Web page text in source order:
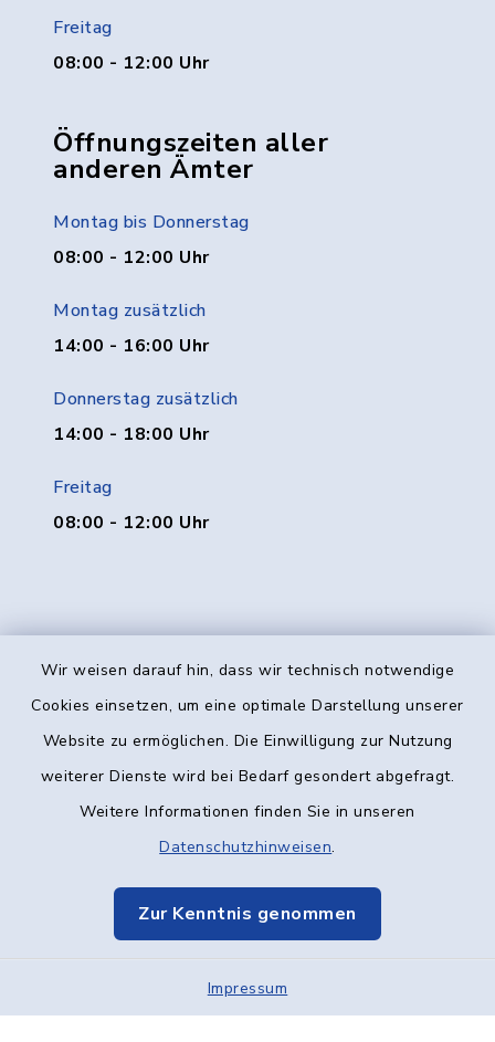
Wir weisen darauf hin, dass wir technisch notwendige
Cookies einsetzen, um eine optimale Darstellung unserer
Website zu ermöglichen. Die Einwilligung zur Nutzung
weiterer Dienste wird bei Bedarf gesondert abgefragt.
Weitere Informationen finden Sie in unseren
Datenschutzhinweisen.
Zur Kenntnis genommen
Impressum
Freitag
08:00 - 12:00 Uhr
Öffnungszeiten aller
anderen Ämter
Montag bis Donnerstag
08:00 - 12:00 Uhr
Montag zusätzlich
14:00 - 16:00 Uhr
Donnerstag zusätzlich
14:00 - 18:00 Uhr
Freitag
08:00 - 12:00 Uhr
Kontakt
Datenschutz
Elektronische Kommunikation
Sitemap